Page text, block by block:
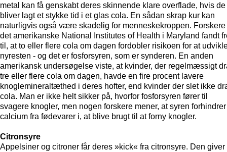
metal kan få genskabt deres skinnende klare overflade, hvis de
bliver lagt et stykke tid i et glas cola. En sådan skrap kur kan
naturligvis også være skadelig for menneskekroppen. Forskere
det amerikanske National Institutes of Health i Maryland fandt
til, at to eller flere cola om dagen fordobler risikoen for at
nyresten - og det er fosforsyren, som er synderen. En anden
amerikansk undersøgelse viste, at kvinder, der regelmæssigt
tre eller flere cola om dagen, havde en fire procent lavere
knoglemineraltæthed i deres hofter, end kvinder der slet ikke
cola. Man er ikke helt sikker på, hvorfor fosforsyren fører til
svagere knogler, men nogen forskere mener, at syren forhindrer
calcium fra fødevarer i, at blive brugt til at forny knogler.
Citronsyre
Appelsiner og citroner får deres »kick« fra citronsyre. Den giver